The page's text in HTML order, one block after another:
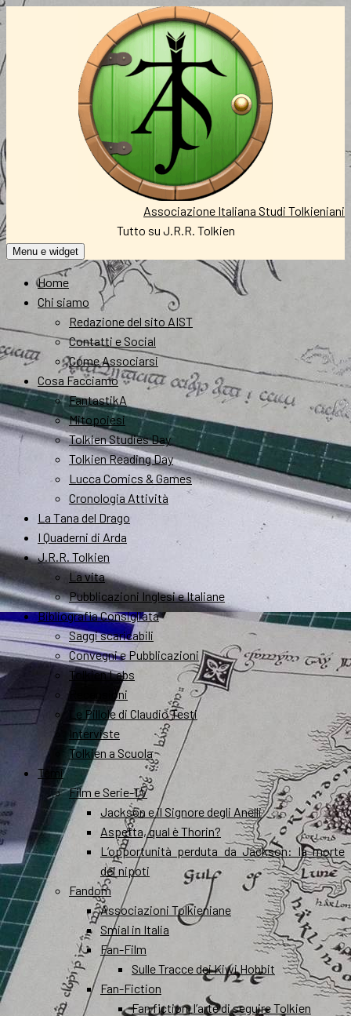
contenuto
Associazione Italiana Studi Tolkieniani
Tutto su J.R.R. Tolkien
Menu e widget
Home
Chi siamo
Redazione del sito AIST
Contatti e Social
Come Associarsi
Cosa Facciamo
FantastikA
Mitopoiesi
Tolkien Studies Day
Tolkien Reading Day
Lucca Comics & Games
Cronologia Attività
La Tana del Drago
I Quaderni di Arda
J.R.R. Tolkien
La vita
Pubblicazioni Inglesi e Italiane
Bibliografia Consigliata
Saggi scaricabili
Convegni e Pubblicazioni
Tolkien Labs
Recensioni
Le Pillole di Claudio Testi
Interviste
Tolkien a Scuola
Temi
Film e Serie-TV
Jackson e il Signore degli Anelli
Aspetta, qual è Thorin?
L’opportunità perduta da Jackson: la morte
dei nipoti
Fandom
Associazioni Tolkieniane
Smial in Italia
Fan-Film
Sulle Tracce dei Kiwi Hobbit
Fan-Fiction
Fan fiction, l’arte di seguire Tolkien